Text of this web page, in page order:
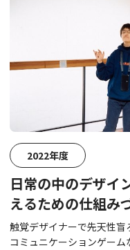
2022年度
日常の中のデザイ
えるための仕組み
ー・田畑快仁さん
触覚デザイナーで先天性
コミュニケーションゲーム